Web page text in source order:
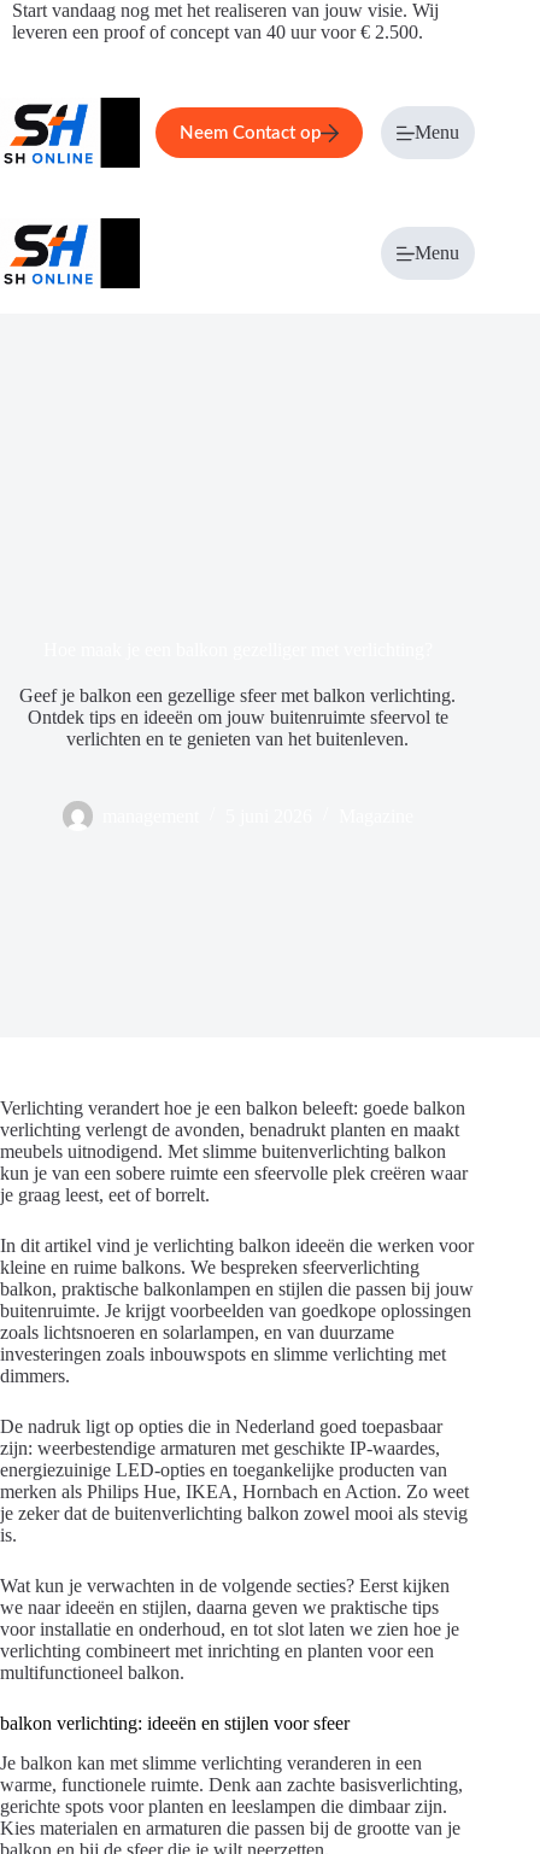
Ga
naar
Start vandaag nog met het realiseren van jouw visie. Wij
leveren een proof of concept van 40 uur voor € 2.500.
Home Service Over ons
Neem Contact op Menu
Menu
Geef je balkon een gezellige sfeer met balkon verlichting.
Ontdek tips en ideeën om jouw buitenruimte sfeervol te
verlichten en te genieten van het buitenleven.
Verlichting verandert hoe je een balkon beleeft: goede balkon
verlichting verlengt de avonden, benadrukt planten en maakt
meubels uitnodigend. Met slimme buitenverlichting balkon
kun je van een sobere ruimte een sfeervolle plek creëren waar
je graag leest, eet of borrelt.
In dit artikel vind je verlichting balkon ideeën die werken voor
kleine en ruime balkons. We bespreken sfeerverlichting
balkon, praktische balkonlampen en stijlen die passen bij jouw
buitenruimte. Je krijgt voorbeelden van goedkope oplossingen
zoals lichtsnoeren en solarlampen, en van duurzame
investeringen zoals inbouwspots en slimme verlichting met
dimmers.
De nadruk ligt op opties die in Nederland goed toepasbaar
zijn: weerbestendige armaturen met geschikte IP-waardes,
energiezuinige LED-opties en toegankelijke producten van
merken als Philips Hue, IKEA, Hornbach en Action. Zo weet
je zeker dat de buitenverlichting balkon zowel mooi als stevig
is.
Wat kun je verwachten in de volgende secties? Eerst kijken
we naar ideeën en stijlen, daarna geven we praktische tips
voor installatie en onderhoud, en tot slot laten we zien hoe je
verlichting combineert met inrichting en planten voor een
multifunctioneel balkon.
balkon verlichting: ideeën en stijlen voor sfeer
Je balkon kan met slimme verlichting veranderen in een
warme, functionele ruimte. Denk aan zachte basisverlichting,
gerichte spots voor planten en leeslampen die dimbaar zijn.
Kies materialen en armaturen die passen bij de grootte van je
balkon en bij de sfeer die je wilt neerzetten.